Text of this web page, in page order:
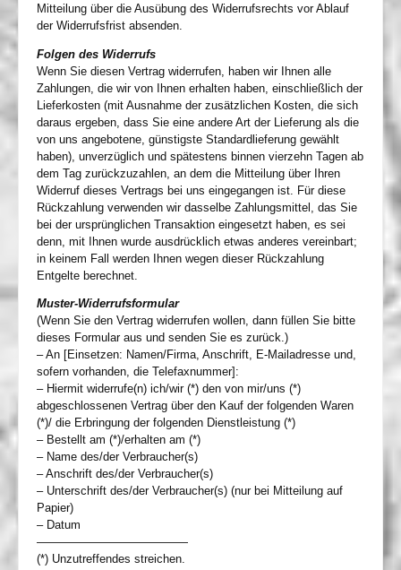
Mitteilung über die Ausübung des Widerrufsrechts vor Ablauf
der Widerrufsfrist absenden.
Folgen des Widerrufs
Wenn Sie diesen Vertrag widerrufen, haben wir Ihnen alle
Zahlungen, die wir von Ihnen erhalten haben, einschließlich der
Lieferkosten (mit Ausnahme der zusätzlichen Kosten, die sich
daraus ergeben, dass Sie eine andere Art der Lieferung als die
von uns angebotene, günstigste Standardlieferung gewählt
haben), unverzüglich und spätestens binnen vierzehn Tagen ab
dem Tag zurückzuzahlen, an dem die Mitteilung über Ihren
Widerruf dieses Vertrags bei uns eingegangen ist. Für diese
Rückzahlung verwenden wir dasselbe Zahlungsmittel, das Sie
bei der ursprünglichen Transaktion eingesetzt haben, es sei
denn, mit Ihnen wurde ausdrücklich etwas anderes vereinbart;
in keinem Fall werden Ihnen wegen dieser Rückzahlung
Entgelte berechnet.
Muster-Widerrufsformular
(Wenn Sie den Vertrag widerrufen wollen, dann füllen Sie bitte
dieses Formular aus und senden Sie es zurück.)
– An [Einsetzen: Namen/Firma, Anschrift, E-Mailadresse und,
sofern vorhanden, die Telefaxnummer]:
– Hiermit widerrufe(n) ich/wir (*) den von mir/uns (*)
abgeschlossenen Vertrag über den Kauf der folgenden Waren
(*)/ die Erbringung der folgenden Dienstleistung (*)
– Bestellt am (*)/erhalten am (*)
– Name des/der Verbraucher(s)
– Anschrift des/der Verbraucher(s)
– Unterschrift des/der Verbraucher(s) (nur bei Mitteilung auf
Papier)
– Datum
—————————————
(*) Unzutreffendes streichen.